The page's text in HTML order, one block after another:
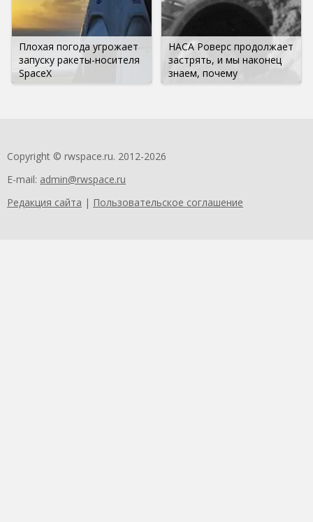
Плохая погода угрожает
запуску ракеты-носителя
SpaceX
НАСА Роверс продолжает
застрять, и мы наконец
знаем, почему
Copyright © rwspace.ru. 2012-2026
E-mail: admin@rwspace.ru
Редакция сайта | Пользовательское соглашение